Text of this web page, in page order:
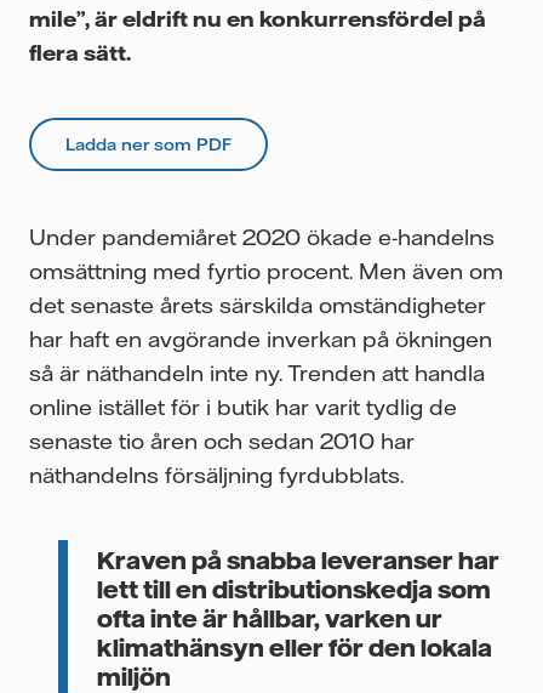
mile”, är eldrift nu en konkurrensfördel på
flera sätt.
Ladda ner som PDF
Under pandemiåret 2020 ökade e-handelns
omsättning med fyrtio procent. Men även om
det senaste årets särskilda omständigheter
har haft en avgörande inverkan på ökningen
så är näthandeln inte ny. Trenden att handla
online istället för i butik har varit tydlig de
senaste tio åren och sedan 2010 har
näthandelns försäljning fyrdubblats.
Kraven på snabba leveranser har
lett till en distributionskedja som
ofta inte är hållbar, varken ur
klimathänsyn eller för den lokala
miljön